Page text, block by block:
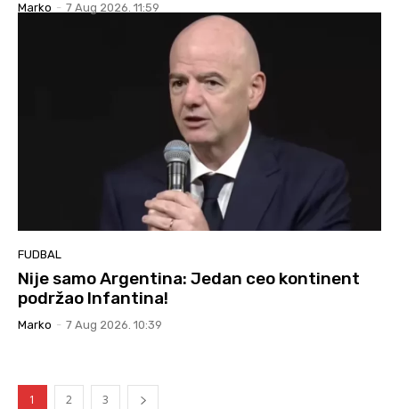
Marko - 7 Aug 2026. 11:59
FUDBAL
Nije samo Argentina: Jedan ceo kontinent
podržao Infantina!
Marko - 7 Aug 2026. 10:39
1 2 3